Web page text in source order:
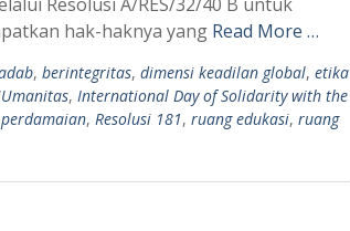
hak-haknya yang Read More …
, berintegritas, dimensi keadilan global, etika
, International Day of Solidarity with the
perdamaian, Resolusi 181, ruang edukasi, ruang